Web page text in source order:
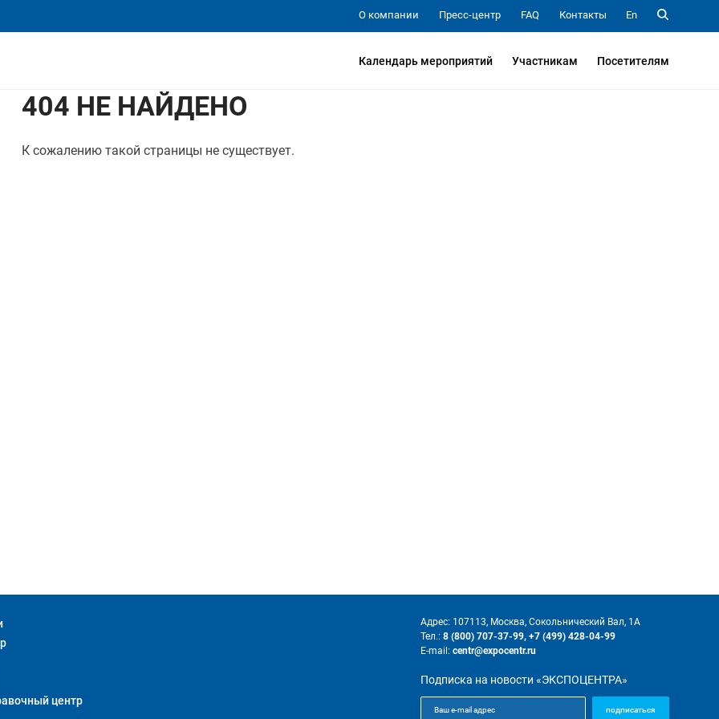
О компании Пресс-центр FAQ Контакты En
Календарь мероприятий Участникам Посетителям
404 НЕ НАЙДЕНО
К сожалению такой страницы не существует.
центр
Адрес: 107113, Москва, Сокольнический Вал, 1А
Тел.: 8 (800) 707-37-99, +7 (499) 428-04-99
E-mail: centr@expocentr.ru
Подписка на новости «ЭКСПОЦЕНТРА»
подписаться